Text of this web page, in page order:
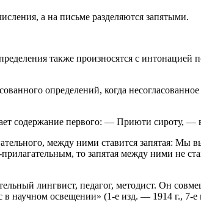
а на письме разделяются запятыми.
также произносятся с
определений, когда
содержание первого: — Приюти сироту,
между ними ставится запятая:
то запятая между ними не
лингвист, педагог, методист. Он
научном освещении» (1-е изд. — 1914 г.,